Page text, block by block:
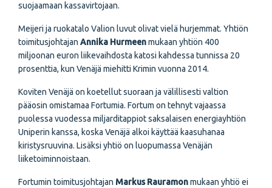
suojaamaan kassavirtojaan.
Meijeri ja ruokatalo Valion luvut olivat vielä hurjemmat. Yhtiön
toimitusjohtajan Annika Hurmeenmukaan yhtiön 400
miljoonan euron liikevaihdosta katosi kahdessa tunnissa 20
prosenttia, kun Venäjä miehitti Krimin vuonna 2014.
Koviten Venäjä on koetellut suoraan ja välillisesti valtion
pääosin omistamaa Fortumia. Fortum on tehnyt vajaassa
puolessa vuodessa miljarditappiot saksalaisen energiayhtiön
Uniperin kanssa, koska Venäjä alkoi käyttää kaasuhanaa
kiristysruuvina. Lisäksi yhtiö on luopumassa Venäjän
liiketoiminnoistaan.
Fortumin toimitusjohtajan Markus Rauramonmukaan yhtiö ei